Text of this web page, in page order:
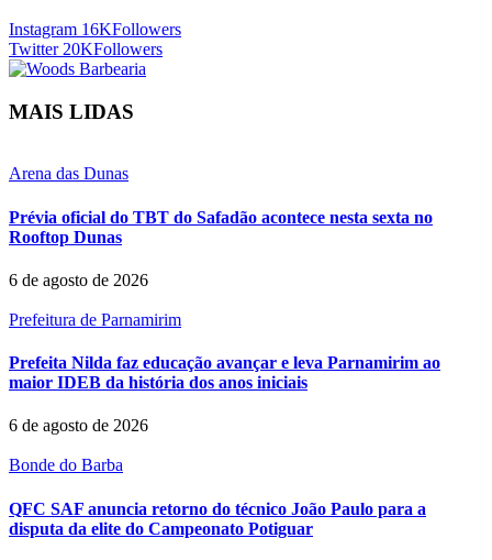
Instagram 16KFollowers
Twitter 20KFollowers
MAIS LIDAS
Arena das Dunas
Prévia oficial do TBT do Safadão acontece nesta sexta no
Rooftop Dunas
6 de agosto de 2026
Prefeitura de Parnamirim
Prefeita Nilda faz educação avançar e leva Parnamirim ao
maior IDEB da história dos anos iniciais
6 de agosto de 2026
Bonde do Barba
QFC SAF anuncia retorno do técnico João Paulo para a
disputa da elite do Campeonato Potiguar